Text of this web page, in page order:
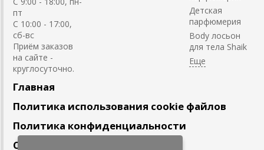
пт
С 10:00 - 17:00,
сб-вс
Приём заказов
на сайте -
круглосуточно.
Детская
парфюмерия
Body лосьон
для тела Shaik
Главная
Политика использования cookie файлов
Политика конфиденциальности
Сотрудничество